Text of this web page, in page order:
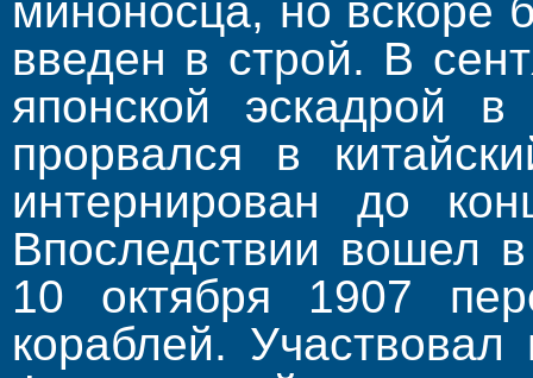
миноносца, но вскоре
введен в строй. В
японской эскадрой
прорвался в
интернирован до
Впоследствии вошел
10 октября 1907
кораблей.